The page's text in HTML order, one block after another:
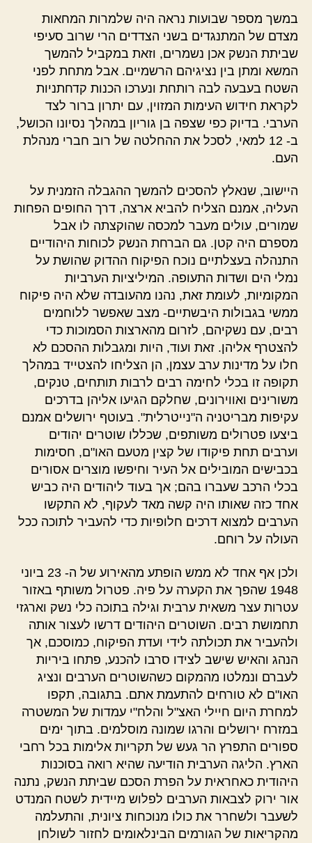
במשך מספר שבועות נראה היה שלמרות המחאות
מצדם של המתנגדים בשני הצדדים הרי שרוב סעיפי
שביתת הנשק אכן נשמרים, וזאת במקביל להמשך
המשא ומתן בין נציגיהם הרשמיים. אבל מתחת לפני
השטח בעבעה לבה רותחת ונערכו הכנות קדחתניות
לקראת חידוש העימות המזוין, עם יתרון ברור לצד
הערבי. בדיוק כפי שצפה בן גוריון במהלך נסיונו הכושל,
ב- 12 למאי, לסכל את ההחלטה של רוב חברי מנהלת
העם.
היישוב, שנאלץ להסכים להמשך ההגבלה הזמנית על
העליה, אמנם הצליח להביא ארצה, דרך החופים הפחות
שמורים, עולים מעבר למכסה שהוקצתה לו אבל
מספרם היה קטן. גם הברחת הנשק לכוחות היהודיים
התנהלה בעצלתיים נוכח הפיקוח ההדוק שהושת על
נמלי הים ושדות התעופה. המיליציות הערביות
המקומיות, לעומת זאת, נהנו מהעובדה שלא היה פיקוח
ממשי בגבולות היבשתיים- מצב שאפשר ללוחמים
רבים, עם נשקיהם, לזרום מהארצות הסמוכות כדי
להצטרף אליהן. זאת ועוד, היות ומגבלות ההסכם לא
חלו על מדינות ערב עצמן, הן הצליחו להצטייד במהלך
תקופה זו בכלי לחימה רבים לרבות תותחים, טנקים,
משורינים ואווירונים, שחלקם הגיעו אליהן בדרכים
עקיפות מבריטניה ה"נייטרלית". בעוטף ירושלים אמנם
ביצעו פטרולים משותפים, שכללו שוטרים יהודים
וערבים תחת פיקודו של קצין מטעם האו"ם, חסימות
בכבישים המובילים אל העיר וחיפשו מוצרים אסורים
בכלי הרכב שעברו בהם; אך בעוד ליהודים היה כביש
אחד כזה שאותו היה קשה מאד לעקוף, לא התקשו
הערבים למצוא דרכים חלופיות כדי להעביר לתוכה ככל
העולה על רוחם.
ולכן אף אחד לא ממש הופתע מהאירוע של ה- 23 ביוני
1948 שהפך את הקערה על פיה. פטרול משותף באזור
עטרות עצר משאית ערבית וגילה בתוכה כלי נשק וארגזי
תחמושת רבים. השוטרים היהודים דרשו לעצור אותה
ולהעביר את תכולתה לידי ועדת הפיקוח, כמוסכם, אך
הנהג והאיש שישב לצידו סרבו להכנע, פתחו ביריות
לעברם ונמלטו מהמקום כשהשוטרים הערבים ונציג
האו"ם לא טורחים להתעמת אתם. בתגובה, תקפו
למחרת היום חיילי האצ"ל והלח"י עמדות של המשטרה
במזרח ירושלים והרגו שמונה מוסלמים. בתוך ימים
ספורים התפרץ הר געש של תקריות אלימות בכל רחבי
הארץ. הליגה הערבית הודיעה שהיא רואה בסוכנות
היהודית כאחראית על הפרת הסכם שביתת הנשק, נתנה
אור ירוק לצבאות הערבים לפלוש מיידית לשטח המנדט
לשעבר ולשחרר את כולו מנוכחות ציונית, והתעלמה
מהקריאות של הגורמים הבינלאומים לחזור לשולחן